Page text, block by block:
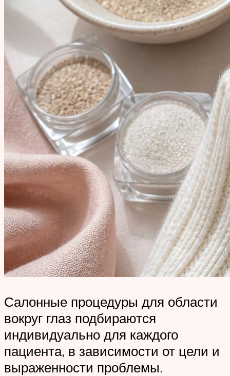
Салонные процедуры для области
вокруг глаз подбираются
индивидуально для каждого
пациента, в зависимости от цели и
выраженности проблемы.